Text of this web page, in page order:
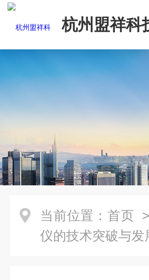
杭州盟祥科
当前位置： 首页 >
仪的技术突破与发